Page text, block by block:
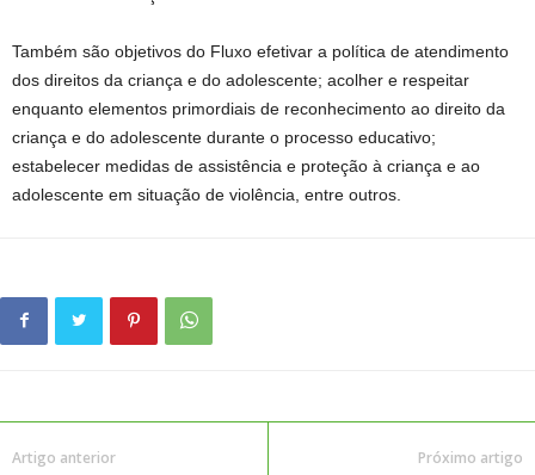
Também são objetivos do Fluxo efetivar a política de atendimento
dos direitos da criança e do adolescente; acolher e respeitar
enquanto elementos primordiais de reconhecimento ao direito da
criança e do adolescente durante o processo educativo;
estabelecer medidas de assistência e proteção à criança e ao
adolescente em situação de violência, entre outros.
Artigo anterior Próximo artigo